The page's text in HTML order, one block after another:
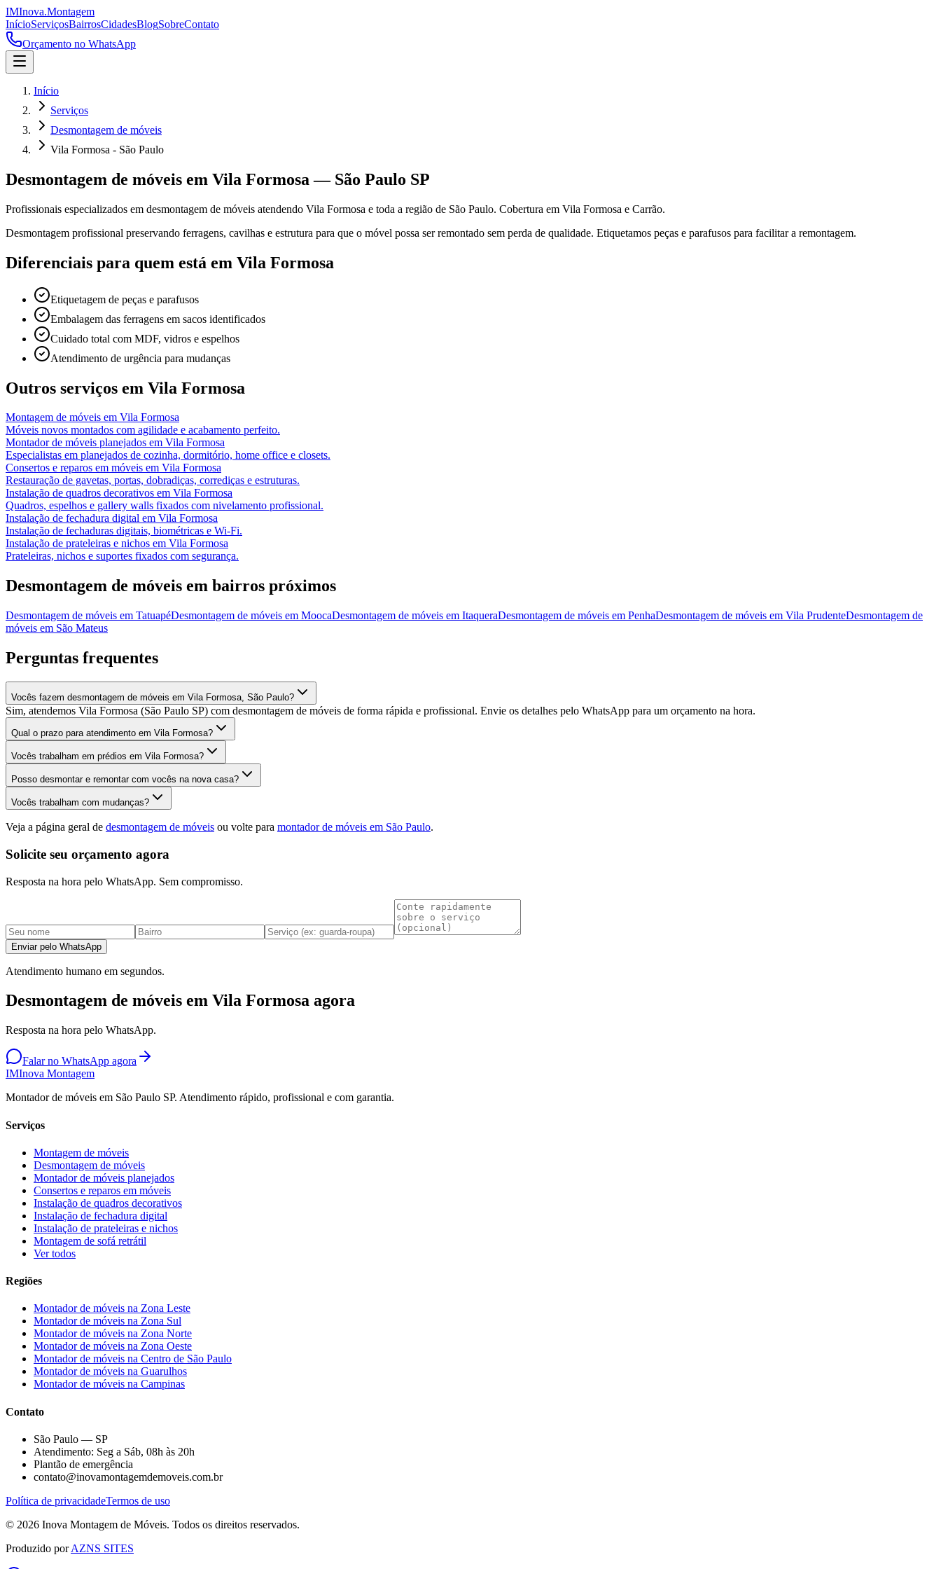
IMInova.Montagem
InícioServiçosBairrosCidadesBlogSobreContato
Orçamento no WhatsApp
Início
Serviços
Desmontagem de móveis
Vila Formosa - São Paulo
Desmontagem de móveis em Vila Formosa — São Paulo SP
Profissionais especializados em desmontagem de móveis atendendo Vila Formosa e toda a região de São Paulo. Cobertura em Vila Formosa e Carrão.
Desmontagem profissional preservando ferragens, cavilhas e estrutura para que o móvel possa ser remontado sem perda de qualidade. Etiquetamos peças e parafusos para facilitar a remontagem.
Diferenciais para quem está em Vila Formosa
Etiquetagem de peças e parafusos
Embalagem das ferragens em sacos identificados
Cuidado total com MDF, vidros e espelhos
Atendimento de urgência para mudanças
Outros serviços em Vila Formosa
Montagem de móveis em Vila Formosa
Móveis novos montados com agilidade e acabamento perfeito.
Montador de móveis planejados em Vila Formosa
Especialistas em planejados de cozinha, dormitório, home office e closets.
Consertos e reparos em móveis em Vila Formosa
Restauração de gavetas, portas, dobradiças, corrediças e estruturas.
Instalação de quadros decorativos em Vila Formosa
Quadros, espelhos e gallery walls fixados com nivelamento profissional.
Instalação de fechadura digital em Vila Formosa
Instalação de fechaduras digitais, biométricas e Wi-Fi.
Instalação de prateleiras e nichos em Vila Formosa
Prateleiras, nichos e suportes fixados com segurança.
Desmontagem de móveis em bairros próximos
Desmontagem de móveis em TatuapéDesmontagem de móveis em MoocaDesmontagem de móveis em ItaqueraDesmontagem de móveis em PenhaDesmontagem de móveis em Vila PrudenteDesmontagem de
móveis em São Mateus
Perguntas frequentes
Vocês fazem desmontagem de móveis em Vila Formosa, São Paulo?
Sim, atendemos Vila Formosa (São Paulo SP) com desmontagem de móveis de forma rápida e profissional. Envie os detalhes pelo WhatsApp para um orçamento na hora.
Qual o prazo para atendimento em Vila Formosa?
Vocês trabalham em prédios em Vila Formosa?
Posso desmontar e remontar com vocês na nova casa?
Vocês trabalham com mudanças?
Veja a página geral de desmontagem de móveis ou volte para montador de móveis em São Paulo.
Solicite seu orçamento agora
Resposta na hora pelo WhatsApp. Sem compromisso.
Enviar pelo WhatsApp
Atendimento humano em segundos.
Desmontagem de móveis em Vila Formosa agora
Resposta na hora pelo WhatsApp.
Falar no WhatsApp agora
IMInova Montagem
Montador de móveis em São Paulo SP. Atendimento rápido, profissional e com garantia.
Serviços
Montagem de móveis
Desmontagem de móveis
Montador de móveis planejados
Consertos e reparos em móveis
Instalação de quadros decorativos
Instalação de fechadura digital
Instalação de prateleiras e nichos
Montagem de sofá retrátil
Ver todos
Regiões
Montador de móveis na Zona Leste
Montador de móveis na Zona Sul
Montador de móveis na Zona Norte
Montador de móveis na Zona Oeste
Montador de móveis na Centro de São Paulo
Montador de móveis na Guarulhos
Montador de móveis na Campinas
Contato
São Paulo — SP
Atendimento: Seg a Sáb, 08h às 20h
Plantão de emergência
contato@inovamontagemdemoveis.com.br
Política de privacidadeTermos de uso
© 2026 Inova Montagem de Móveis. Todos os direitos reservados.
Produzido porAZNS SITES